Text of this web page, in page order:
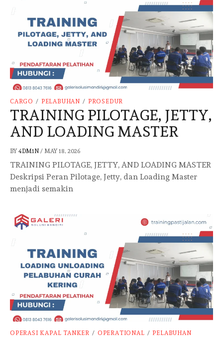
CARGO / PELABUHAN / PROSEDUR
TRAINING PILOTAGE, JETTY,
AND LOADING MASTER
BY 4DM1N / MAY 18, 2026
TRAINING PILOTAGE, JETTY, AND LOADING MASTER
Deskripsi Peran Pilotage, Jetty, dan Loading Master
menjadi semakin
OPERASI KAPAL TANKER / OPERATIONAL / PELABUHAN